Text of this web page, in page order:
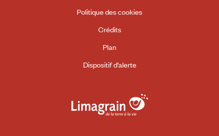
Politique des cookies
Crédits
Plan
Dispositif d’alerte